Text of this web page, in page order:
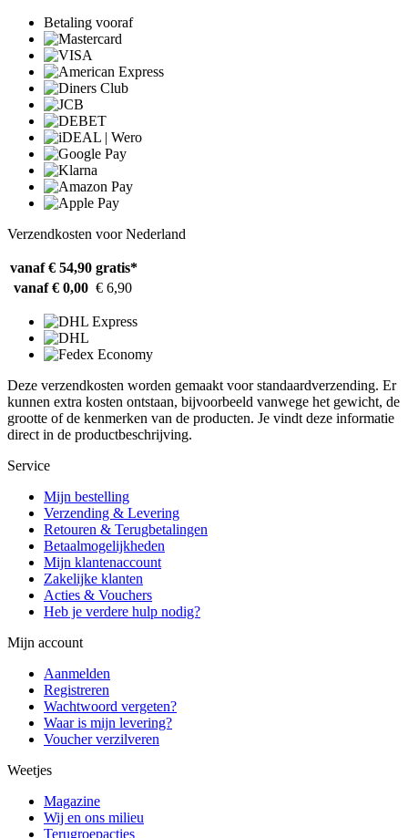
Betaling vooraf
Verzendkosten voor Nederland
vanaf € 54,90 gratis*
vanaf € 0,00 € 6,90
Deze verzendkosten worden gemaakt voor standaardverzending. Er
kunnen extra kosten ontstaan, bijvoorbeeld vanwege het gewicht, de
grootte of de kenmerken van de producten. Je vindt deze informatie
direct in de productbeschrijving.
Service
Mijn bestelling
Verzending & Levering
Retouren & Terugbetalingen
Betaalmogelijkheden
Mijn klantenaccount
Zakelijke klanten
Acties & Vouchers
Heb je verdere hulp nodig?
Mijn account
Aanmelden
Registreren
Wachtwoord vergeten?
Waar is mijn levering?
Voucher verzilveren
Weetjes
Magazine
Wij en ons milieu
Terugroepacties